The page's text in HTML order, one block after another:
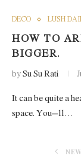
DECO LUSH
HOW TO
BIGGER.
bySu Su Rati
It can be quite a
space. You’ll…